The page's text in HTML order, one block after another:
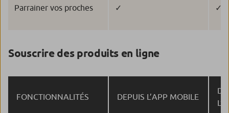
Parrainer vos proches ✓ ✓
Souscrire des produits en ligne
FONCTIONNALITÉS DEPUIS L’APP MOBILE